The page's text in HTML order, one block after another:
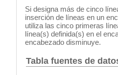
Si designa más de cinco
inserción de líneas en un
utiliza las cinco primeras
línea(s) definida(s) en el
encabezado disminuye.
Tabla fuentes de